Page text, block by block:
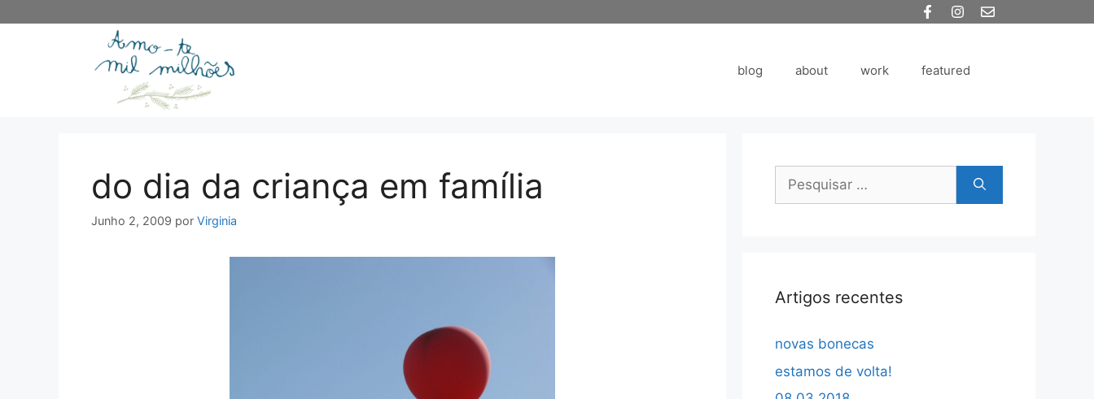
blog about work featured
do dia da criança em família
Junho 2, 2009 por Virginia
Pesquisar
Artigos recentes
novas bonecas
estamos de volta!